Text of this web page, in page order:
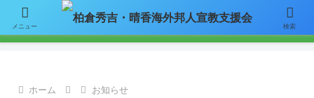
【お知らせ】ニュースレターのメールによる配信をご希望の方はここをク
リックして「お問い合わせ」フォームからアドレスをご連絡下さい。
ホーム お知らせ
メニュー 検索